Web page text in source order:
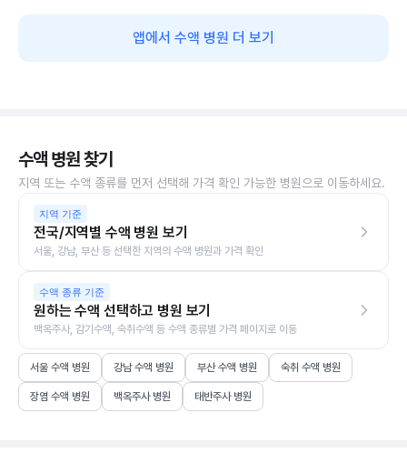
앱에서 수액 병원 더 보기
수액 병원 찾기
지역 또는 수액 종류를 먼저 선택해 가격 확인 가능한 병원으로 이동하세요.
지역 기준
전국/지역별 수액 병원 보기
서울, 강남, 부산 등 선택한 지역의 수액 병원과 가격 확인
수액 종류 기준
원하는 수액 선택하고 병원 보기
백옥주사, 감기수액, 숙취수액 등 수액 종류별 가격 페이지로 이동
서울 수액 병원 강남 수액 병원 부산 수액 병원 숙취 수액 병원
장염 수액 병원 백옥주사 병원 태반주사 병원